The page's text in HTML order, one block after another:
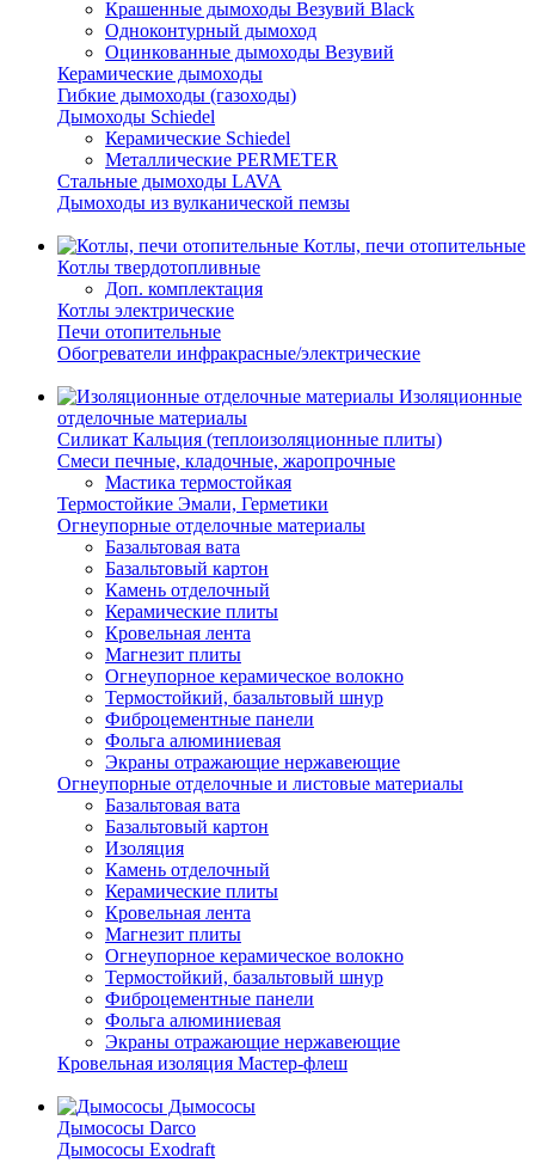
Крашенные дымоходы Везувий Black
Одноконтурный дымоход
Оцинкованные дымоходы Везувий
Керамические дымоходы
Гибкие дымоходы (газоходы)
Дымоходы Schiedel
Керамические Schiedel
Металлические PERMETER
Стальные дымоходы LAVA
Дымоходы из вулканической пемзы
Котлы, печи отопительные
Котлы твердотопливные
Доп. комплектация
Котлы электрические
Печи отопительные
Обогреватели инфракрасные/электрические
Изоляционные
отделочные материалы
Силикат Кальция (теплоизоляционные плиты)
Смеси печные, кладочные, жаропрочные
Мастика термостойкая
Термостойкие Эмали, Герметики
Огнеупорные отделочные материалы
Базальтовая вата
Базальтовый картон
Камень отделочный
Керамические плиты
Кровельная лента
Магнезит плиты
Огнеупорное керамическое волокно
Термостойкий, базальтовый шнур
Фиброцементные панели
Фольга алюминиевая
Экраны отражающие нержавеющие
Огнеупорные отделочные и листовые материалы
Базальтовая вата
Базальтовый картон
Изоляция
Камень отделочный
Керамические плиты
Кровельная лента
Магнезит плиты
Огнеупорное керамическое волокно
Термостойкий, базальтовый шнур
Фиброцементные панели
Фольга алюминиевая
Экраны отражающие нержавеющие
Кровельная изоляция Мастер-флеш
Дымососы
Дымососы Darco
Дымососы Exodraft